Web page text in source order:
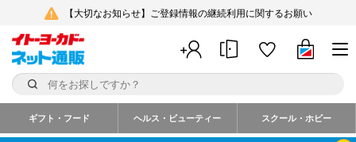
【大切なお知らせ】ご登録情報の継続利用に関するお願い
ギフト・フード ヘルス・ビューティー スクール・ホビー